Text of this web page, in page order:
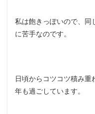
私は飽きっぽいので、同
に苦手なのです。
日頃からコツコツ積み
年も過ごしています。